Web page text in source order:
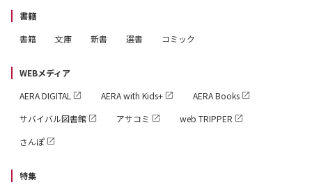
過ごし方で未来はこう変わる！」
【待望の新企画】これが知りたかった……！――12タイ
とじ
【リニューアル☆復活】編集部があなたのギモンに答えま
す！――「五星三心占いQ＆A」
もっと、あなたの力になる1冊へ。
チームゲッターズ一同、今年も全力で制作中です。
書籍
書籍
文庫 新書 選書 コミック
WEBメディア
AERA DIGITAL
AERA with Kids+
AERA Books
サバイバル図書館
アサコミ
web TRIPPER
さんぽ
特集